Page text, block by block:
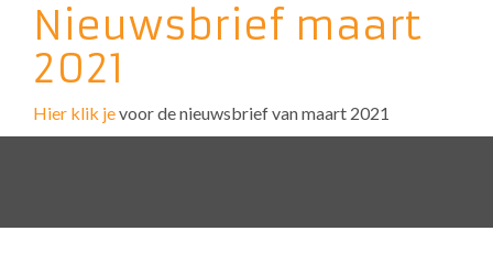
Nieuwsbrief maart
2021
Hier klik jevoor de nieuwsbrief van maart 2021